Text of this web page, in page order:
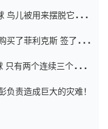
鸟儿被用来摆脱它
买了菲利克斯 签了7年
有两个连续三个连续
责造成巨大的灾难！